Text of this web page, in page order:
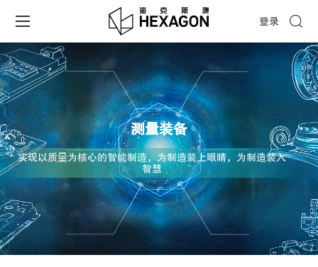
登录
测量装备
实现以质量为核心的智能制造，为制造装上眼睛，为制造装入
智慧